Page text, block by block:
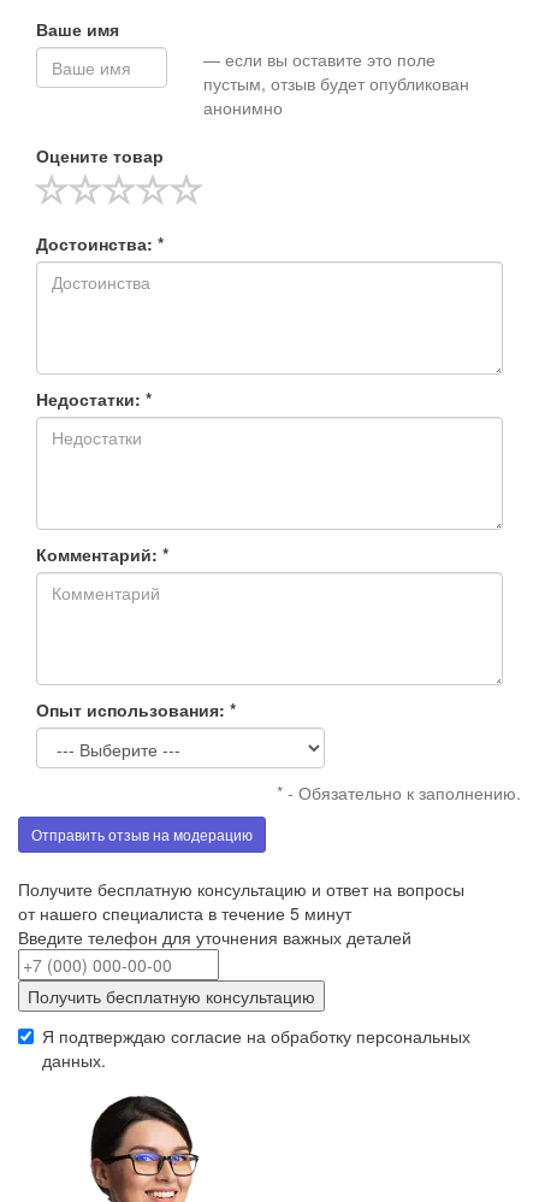
Ваше имя
— если вы оставите это поле
пустым, отзыв будет опубликован
анонимно
Оцените товар
Достоинства: *
Недостатки: *
Комментарий: *
Опыт использования: *
* - Обязательно к заполнению.
Отправить отзыв на модерацию
Получите бесплатную консультацию и ответ на вопросы
от нашего специалиста в течение 5 минут
Введите телефон для уточнения важных деталей
Получить бесплатную консультацию
Я подтверждаю согласие на обработку персональных
данных.